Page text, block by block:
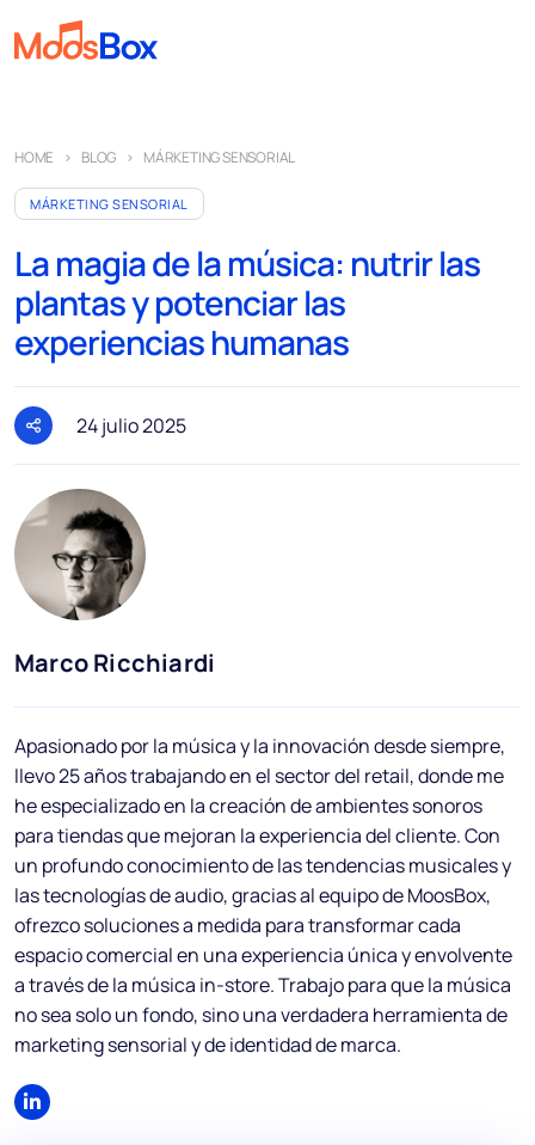
Playlist
Anuncios
Sectores
Precios
Sobre nosotros
Socios
Cómo funciona
Licencia
Blog
Preguntas frecuentes
Podcast
ES
HOME BLOG MÁRKETING SENSORIAL
MÁRKETING SENSORIAL
La magia de la música: nutrir las
plantas y potenciar las
experiencias humanas
24 julio 2025
Marco Ricchiardi
Apasionado por la música y la innovación desde siempre,
llevo 25 años trabajando en el sector del retail, donde me
he especializado en la creación de ambientes sonoros
para tiendas que mejoran la experiencia del cliente. Con
un profundo conocimiento de las tendencias musicales y
las tecnologías de audio, gracias al equipo de MoosBox,
ofrezco soluciones a medida para transformar cada
espacio comercial en una experiencia única y envolvente
a través de la música in-store. Trabajo para que la música
no sea solo un fondo, sino una verdadera herramienta de
marketing sensorial y de identidad de marca.